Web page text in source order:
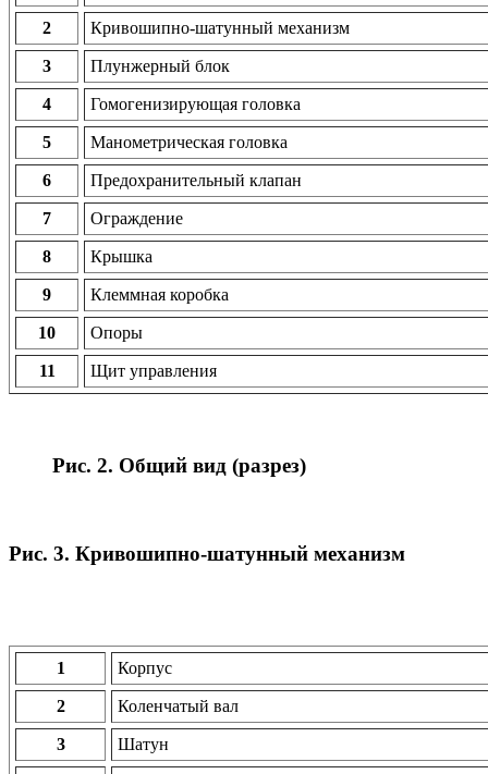
2 Кривошипно-шатунный механизм
3 Плунжерный блок
4 Гомогенизирующая головка
5 Манометрическая головка
6 Предохранительный клапан
7 Ограждение
8 Крышка
9 Клеммная коробка
10 Опоры
11 Щит управления
Рис. 2. Общий вид (разрез)
Рис. 3. Кривошипно-шатунный механизм
1 Корпус
2 Коленчатый вал
3 Шатун